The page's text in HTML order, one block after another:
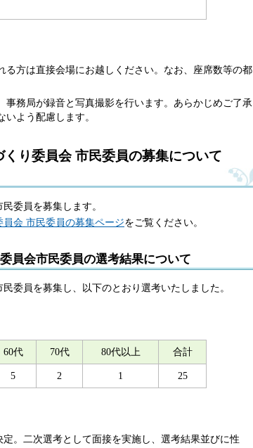
方は直接会場にお越しください。なお、座席数等の都
務局が録音と写真撮影を行います。あらかじめご了承
よう配慮します。
り委員会 市民委員の募集について
委員を募集します。
会 市民委員の募集ページをご覧ください。
員会市民委員の選考結果について
委員を募集し、以下のとおり選考いたしました。
60代 70代 80代以上 合計
5 2 1 25
。二次選考として面接を実施し、選考結果並びに性